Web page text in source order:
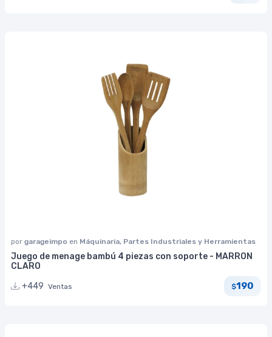
por garageimpo en Máquinaria, Partes Industriales y Herramientas
Juego de menage bambú 4 piezas con soporte - MARRON
CLARO
+449 Ventas $190